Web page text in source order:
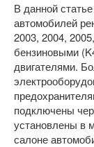
В данной
автомобилей
2003, 2004,
бензиновыми
двигателями.
подключены
установлены в
салоне